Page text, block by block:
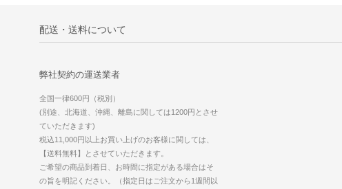
配送・送料について
弊社契約の運送業者
全国一律600円（税別）
(別途、北海道、沖縄、離島に関しては1200円とさせ
ていただきます)
税込11,000円以上お買い上げのお客様に関しては、
【送料無料】とさせていただきます。
ご希望の商品到着日、お時間に指定がある場合はそ
の旨を明記ください。（指定日はご注文から1週間以